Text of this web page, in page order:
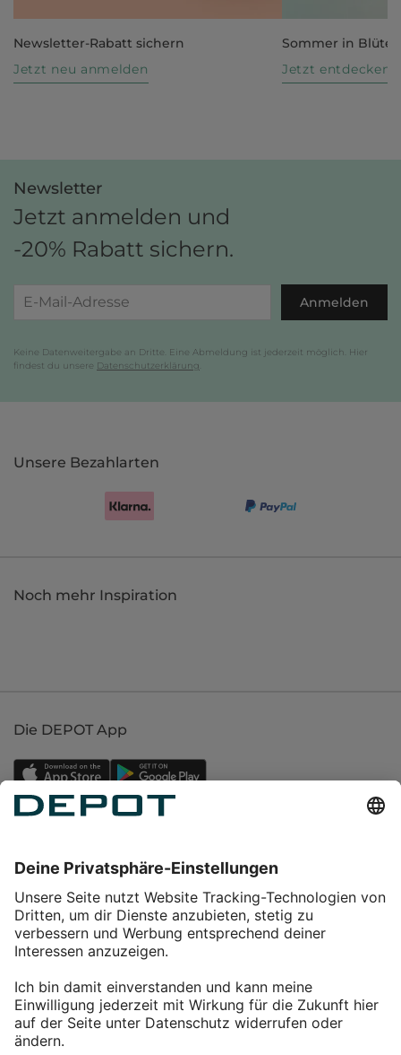
Newsletter-Rabatt sichern
Jetzt neu anmelden
Sommer in Blüte
Jetzt entdecken
Newsletter
Jetzt anmelden und
-20% Rabatt sichern.
Anmelden
Keine Datenweitergabe an Dritte. Eine Abmeldung ist jederzeit möglich. Hier
findest du unsere Datenschutzerklärung
Unsere Bezahlarten
Noch mehr Inspiration
Die DEPOT App
Service
Über DEPOT
Kontakt